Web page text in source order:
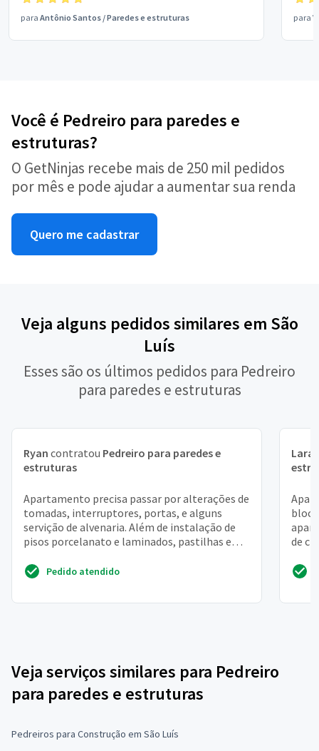
para Antônio Santos /Paredes e estruturas para
Você é Pedreiro para paredes e
estruturas?
O GetNinjas recebe mais de 250 mil pedidos
por mês e pode ajudar a aumentar sua renda
Quero me cadastrar
Veja alguns pedidos similares em São
Luís
Esses são os últimos pedidos para Pedreiro
para paredes e estruturas
Ryan contratou Pedreiro para paredes e
estruturas
Apartamento precisa passar por alterações de
tomadas, interruptores, portas, e alguns
servição de alvenaria. Além de instalação de
pisos porcelanato e laminados, pastilhas e
Pedido atendido
Lara
de
Veja serviços similares para Pedreiro
para paredes e estruturas
Pedreiros para Construção em São Luís